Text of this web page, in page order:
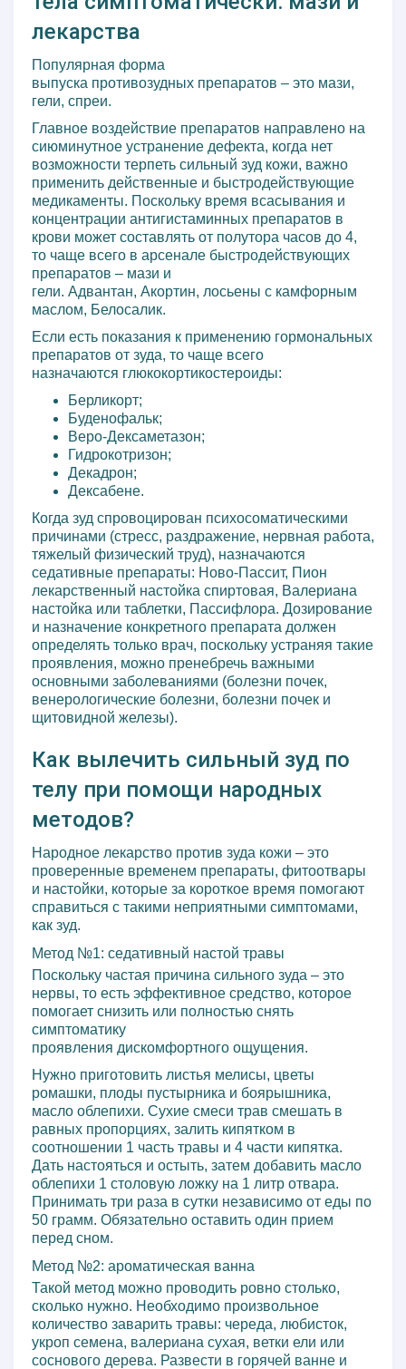
лекарства
Популярная форма
выпуска противозудных препаратов – это мази,
гели, спреи.
Главное воздействие препаратов направлено на
сиюминутное устранение дефекта, когда нет
возможности терпеть сильный зуд кожи, важно
применить действенные и быстродействующие
медикаменты. Поскольку время всасывания и
концентрации антигистаминных препаратов в
крови может составлять от полутора часов до 4,
то чаще всего в арсенале быстродействующих
препаратов – мази и
гели. Адвантан, Акортин, лосьены с камфорным
маслом, Белосалик.
Если есть показания к применению гормональных
препаратов от зуда, то чаще всего
назначаются глюкокортикостероиды:
Берликорт;
Буденофальк;
Веро-Дексаметазон;
Гидрокотризон;
Декадрон;
Дексабене.
Когда зуд спровоцирован психосоматическими
причинами (стресс, раздражение, нервная работа,
тяжелый физический труд), назначаются
седативные препараты: Ново-Пассит, Пион
лекарственный настойка спиртовая, Валериана
настойка или таблетки, Пассифлора. Дозирование
и назначение конкретного препарата должен
определять только врач, поскольку устраняя такие
проявления, можно пренебречь важными
основными заболеваниями (болезни почек,
венерологические болезни, болезни почек и
щитовидной железы).
Как вылечить сильный зуд по
телу при помощи народных
методов?
Народное лекарство против зуда кожи – это
проверенные временем препараты, фитоотвары
и настойки, которые за короткое время помогают
справиться с такими неприятными симптомами,
как зуд.
Метод №1: седативный настой травы
Поскольку частая причина сильного зуда – это
нервы, то есть эффективное средство, которое
помогает снизить или полностью снять
симптоматику
проявления дискомфортного ощущения.
Нужно приготовить листья мелисы, цветы
ромашки, плоды пустырника и боярышника,
масло облепихи. Сухие смеси трав смешать в
равных пропорциях, залить кипятком в
соотношении 1 часть травы и 4 части кипятка.
Дать настояться и остыть, затем добавить масло
облепихи 1 столовую ложку на 1 литр отвара.
Принимать три раза в сутки независимо от еды по
50 грамм. Обязательно оставить один прием
перед сном.
Метод №2: ароматическая ванна
Такой метод можно проводить ровно столько,
сколько нужно. Необходимо произвольное
количество заварить травы: череда, любисток,
укроп семена, валериана сухая, ветки ели или
соснового дерева. Развести в горячей ванне и